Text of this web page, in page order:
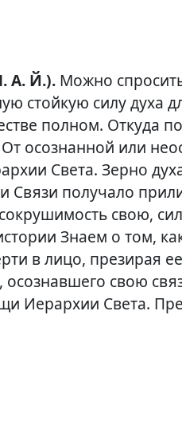
А. Й.). Можно
стойкую силу духа
полном. Откуда
осознанной или
Света. Зерно
Связи получало
свою,
Знаем о том,
в лицо, презирая
осознавшего свою
Иерархии Света.